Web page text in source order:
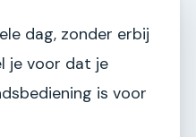
dag, zonder erbij
je voor dat je
is voor